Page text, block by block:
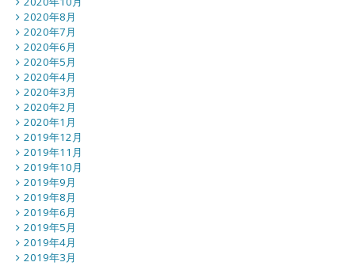
2020年8月
2020年7月
2020年6月
2020年5月
2020年4月
2020年3月
2020年2月
2020年1月
2019年12月
2019年11月
2019年10月
2019年9月
2019年8月
2019年6月
2019年5月
2019年4月
2019年3月